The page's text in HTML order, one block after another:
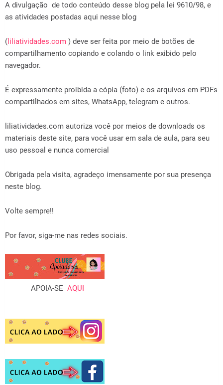
A divulgação de todo conteúdo desse blog pela lei 9610/98, e
as atividades postadas aqui nesse blog
( liliatividades.com ) deve ser feita por meio de botões de
compartilhamento copiando e colando o link exibido pelo
navegador.
É expressamente proibida a cópia (foto) e os arquivos em PDFs
compartilhados em sites, WhatsApp, telegram e outros.
liliatividades.com autoriza você por meios de downloads os
materiais deste site, para você usar em sala de aula, para seu
uso pessoal e nunca comercial
Obrigada pela visita, agradeço imensamente por sua presença
neste blog.
Volte sempre!!
Por favor, siga-me nas redes sociais.
APOIA-SE AQUI